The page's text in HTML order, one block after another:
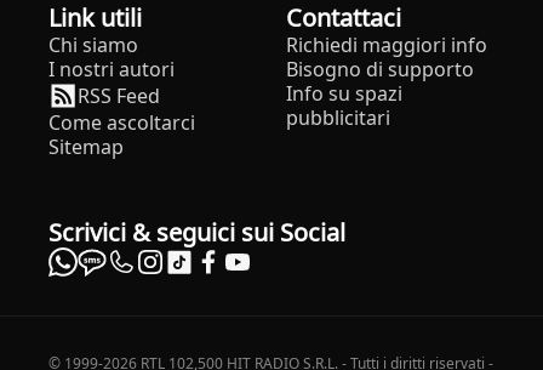
Link utili
Chi siamo
I nostri autori
RSS Feed
Come ascoltarci
Sitemap
Contattaci
Richiedi maggiori info
Bisogno di supporto
Info su spazi
pubblicitari
Scrivici & seguici sui Social
© 1999-2026 RTL 102,500 HIT RADIO S.R.L. - Tutti i diritti riservati -